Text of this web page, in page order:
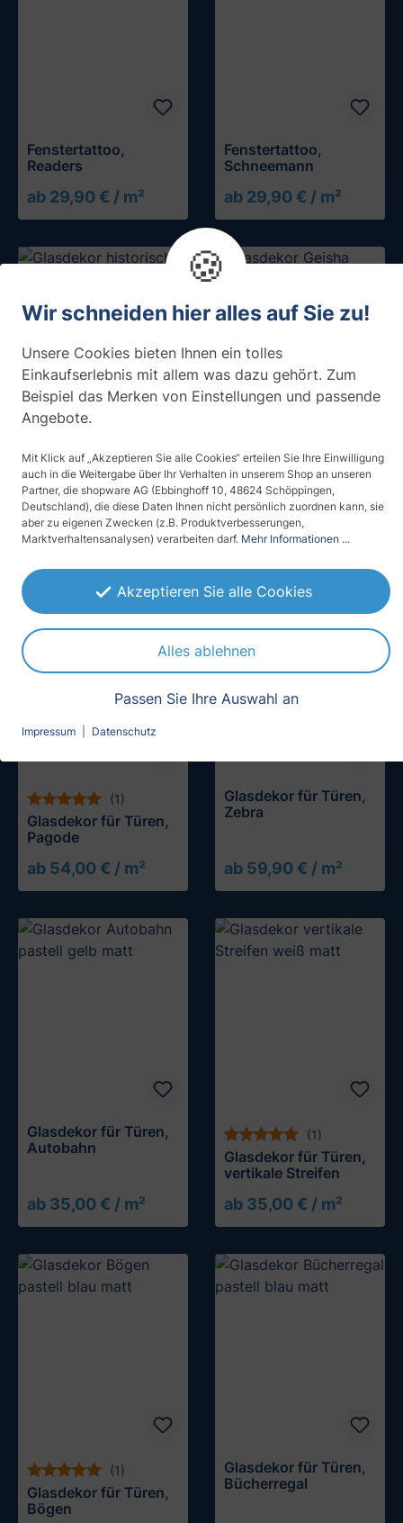
Fenstertattoo,
Readers
ab 29,90 € / m²
Fenstertattoo,
Schneemann
ab 29,90 € / m²
Glasdekor für Türen,
historisches
Blumenmuster
ab 54,00 € / m²
(2)
Glasdekor für Türen,
Geisha
ab 54,00 € / m²
(1)
Glasdekor für Türen,
Pagode
ab 54,00 € / m²
Glasdekor für Türen,
Zebra
ab 59,90 € / m²
Glasdekor für Türen,
Autobahn
ab 35,00 € / m²
(1)
Glasdekor für Türen,
vertikale Streifen
ab 35,00 € / m²
(1)
Glasdekor für Türen,
Bögen
Glasdekor für Türen,
Bücherregal
🍪
Wir schneiden hier alles auf Sie zu!
Unsere Cookies bieten Ihnen ein tolles
Einkaufserlebnis mit allem was dazu gehört. Zum
Beispiel das Merken von Einstellungen und passende
Angebote.
Mit Klick auf „Akzeptieren Sie alle Cookies“ erteilen Sie Ihre Einwilligung
auch in die Weitergabe über Ihr Verhalten in unserem Shop an unseren
Partner, die shopware AG (Ebbinghoff 10, 48624 Schöppingen,
Deutschland), die diese Daten Ihnen nicht persönlich zuordnen kann, sie
aber zu eigenen Zwecken (z.B. Produktverbesserungen,
Marktverhaltensanalysen) verarbeiten darf. Mehr Informationen ...
Akzeptieren Sie alle Cookies
Alles ablehnen
Passen Sie Ihre Auswahl an
Impressum Datenschutz